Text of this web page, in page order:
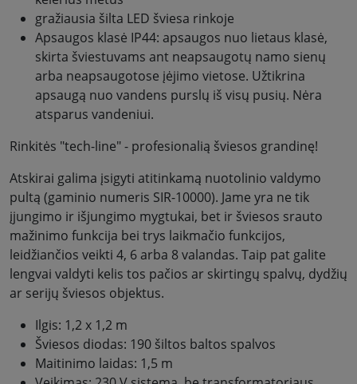
gražiausia šilta LED šviesa rinkoje
Apsaugos klasė IP44: apsaugos nuo lietaus klasė,
skirta šviestuvams ant neapsaugotų namo sienų
arba neapsaugotose įėjimo vietose. Užtikrina
apsaugą nuo vandens purslų iš visų pusių. Nėra
atsparus vandeniui.
Rinkitės "tech-line" - profesionalią šviesos grandinę!
Atskirai galima įsigyti atitinkamą nuotolinio valdymo
pultą (gaminio numeris SIR-10000). Jame yra ne tik
įjungimo ir išjungimo mygtukai, bet ir šviesos srauto
mažinimo funkcija bei trys laikmačio funkcijos,
leidžiančios veikti 4, 6 arba 8 valandas. Taip pat galite
lengvai valdyti kelis tos pačios ar skirtingų spalvų, dydžių
ar serijų šviesos objektus.
Ilgis: 1,2 x 1,2 m
Šviesos diodas: 190 šiltos baltos spalvos
Maitinimo laidas: 1,5 m